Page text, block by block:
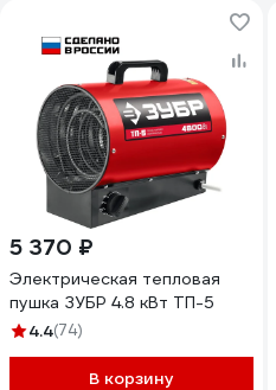
5 370 ₽
Электрическая тепловая
пушка ЗУБР 4.8 кВт ТП-5
4.4(74)
В корзину